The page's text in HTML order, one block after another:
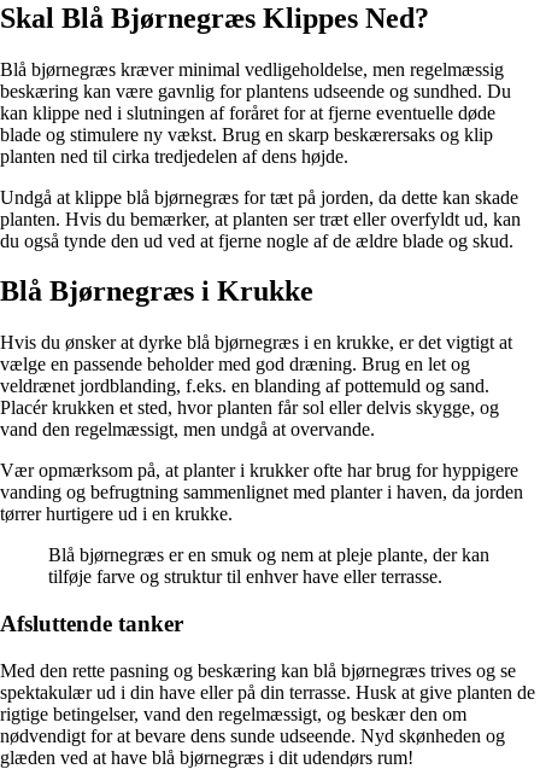
Skal Blå Bjørnegræs Klippes Ned?
Blå bjørnegræs kræver minimal vedligeholdelse, men regelmæssig
beskæring kan være gavnlig for plantens udseende og sundhed. Du
kan klippe ned i slutningen af foråret for at fjerne eventuelle døde
blade og stimulere ny vækst. Brug en skarp beskærersaks og klip
planten ned til cirka tredjedelen af dens højde.
Undgå at klippe blå bjørnegræs for tæt på jorden, da dette kan skade
planten. Hvis du bemærker, at planten ser træt eller overfyldt ud, kan
du også tynde den ud ved at fjerne nogle af de ældre blade og skud.
Blå Bjørnegræs i Krukke
Hvis du ønsker at dyrke blå bjørnegræs i en krukke, er det vigtigt at
vælge en passende beholder med god dræning. Brug en let og
veldrænet jordblanding, f.eks. en blanding af pottemuld og sand.
Placér krukken et sted, hvor planten får sol eller delvis skygge, og
vand den regelmæssigt, men undgå at overvande.
Vær opmærksom på, at planter i krukker ofte har brug for hyppigere
vanding og befrugtning sammenlignet med planter i haven, da jorden
tørrer hurtigere ud i en krukke.
Blå bjørnegræs er en smuk og nem at pleje plante, der kan
tilføje farve og struktur til enhver have eller terrasse.
Afsluttende tanker
Med den rette pasning og beskæring kan blå bjørnegræs trives og se
spektakulær ud i din have eller på din terrasse. Husk at give planten de
rigtige betingelser, vand den regelmæssigt, og beskær den om
nødvendigt for at bevare dens sunde udseende. Nyd skønheden og
glæden ved at have blå bjørnegræs i dit udendørs rum!